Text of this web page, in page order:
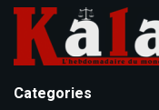
Categories